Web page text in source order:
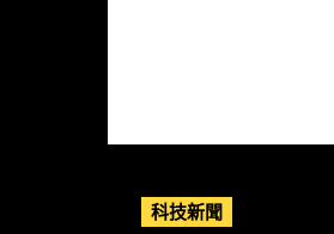
科技新聞